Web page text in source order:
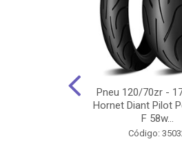
Pneu 120/70zr -
Hornet Diant Pilot
F 58w...
Código: